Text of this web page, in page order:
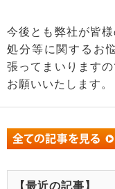
今後とも弊社が皆
処分等に関するお
張ってまいります
お願いいたします。
【最近の記事】